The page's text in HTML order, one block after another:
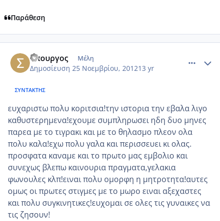
Παράθεση
σπουργος Μέλη
Δημοσίευση 25 Νοεμβρίου, 201213 yr
ΣΥΝΤΆΚΤΗΣ
ευχαριστω πολυ κοριτσια!την ιστορια την εβαλα λιγο
καθυστερημενα!εχουμε συμπληρωσει ηδη δυο μηνες
παρεα με το τιγρακι και με το θηλασμο πλεον ολα
πολυ καλα!εχω πολυ γαλα και περισσευει κι ολας.
προσφατα καναμε και το πρωτο μας εμβολιο και
συνεχως βλεπω καινουρια πραγματα,γελακια
φωνουλες κλπ!ειναι πολυ ομορφη η μητροτητα!αυτες
ομως οι πρωτες στιγμες με το μωρο ειναι αξεχαστες
και πολυ συγκινητικες!ευχομαι σε ολες τις γυναικες να
τις ζησουν!